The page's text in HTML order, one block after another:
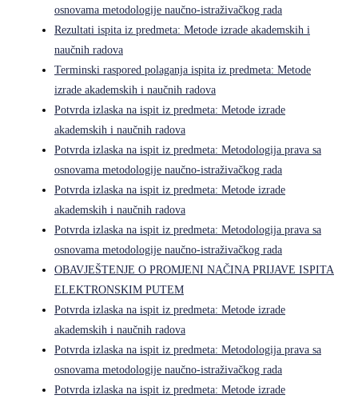
osnovama metodologije naučno-istraživačkog rada
Rezultati ispita iz predmeta: Metode izrade akademskih i
naučnih radova
Terminski raspored polaganja ispita iz predmeta: Metode
izrade akademskih i naučnih radova
Potvrda izlaska na ispit iz predmeta: Metode izrade
akademskih i naučnih radova
Potvrda izlaska na ispit iz predmeta: Metodologija prava sa
osnovama metodologije naučno-istraživačkog rada
Potvrda izlaska na ispit iz predmeta: Metode izrade
akademskih i naučnih radova
Potvrda izlaska na ispit iz predmeta: Metodologija prava sa
osnovama metodologije naučno-istraživačkog rada
OBAVJEŠTENJE O PROMJENI NAČINA PRIJAVE ISPITA
ELEKTRONSKIM PUTEM
Potvrda izlaska na ispit iz predmeta: Metode izrade
akademskih i naučnih radova
Potvrda izlaska na ispit iz predmeta: Metodologija prava sa
osnovama metodologije naučno-istraživačkog rada
Potvrda izlaska na ispit iz predmeta: Metode izrade